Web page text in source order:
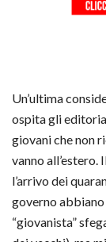
Un’ultima
ospita gli
giovani che non
vanno
l’arrivo dei
governo abbiano
“giovanista”